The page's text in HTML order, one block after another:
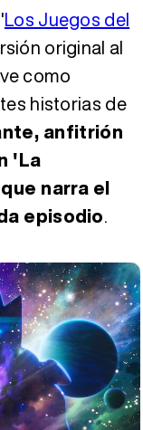
Los Juegos del
original al
como
historias de
anfitrión
'La
narra el
episodio.